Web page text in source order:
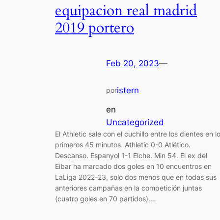
equipacion real madrid
2019 portero
Feb 20, 2023—
poristern
en
Uncategorized
El Athletic sale con el cuchillo entre los dientes en
primeros 45 minutos. Athletic 0-0 Atlético.
Descanso. Espanyol 1-1 Elche. Min 54. El ex del
Eibar ha marcado dos goles en 10 encuentros en
LaLiga 2022-23, solo dos menos que en todas sus
anteriores campañas en la competición juntas
(cuatro goles en 70 partidos).…